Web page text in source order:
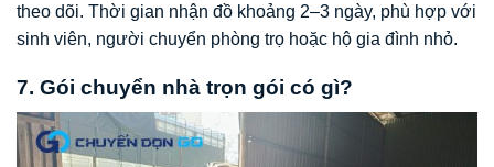
theo dõi. Thời gian nhận đồ khoảng 2–3 ngày, phù hợp với
sinh viên, người chuyển phòng trọ hoặc hộ gia đình nhỏ.
7. Gói chuyển nhà trọn gói có gì?